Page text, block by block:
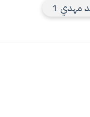
مهدي 1